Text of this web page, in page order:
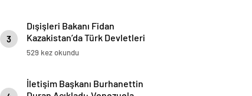
3
Dışişleri Bakanı Fidan
Kazakistan’da Türk Devletleri
Teşkilatı Toplantısı’na Katıldı
529 kez okundu
İletişim Başkanı Burhanettin